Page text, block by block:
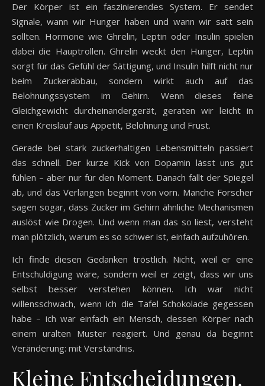
Der Körper ist ein faszinierendes System. Er sendet
Signale, wann wir Hunger haben und wann wir satt sein
sollten. Hormone wie Ghrelin, Leptin oder Insulin spielen
dabei die Hauptrollen. Ghrelin weckt den Hunger, Leptin
sorgt für das Gefühl der Sättigung, und Insulin hilft nicht nur
beim Zuckerabbau, sondern wirkt auch auf das
Belohnungssystem im Gehirn. Wenn dieses feine
Gleichgewicht durcheinandergerät, geraten wir leicht in
einen Kreislauf aus Appetit, Belohnung und Frust.
Gerade bei stark zuckerhaltigen Lebensmitteln passiert
das schnell. Der kurze Kick von Dopamin lässt uns gut
fühlen – aber nur für den Moment. Danach fällt der Spiegel
ab, und das Verlangen beginnt von vorn. Manche Forscher
sagen sogar, dass Zucker im Gehirn ähnliche Mechanismen
auslöst wie Drogen. Und wenn man das so liest, versteht
man plötzlich, warum es so schwer ist, einfach aufzuhören.
Ich finde diesen Gedanken tröstlich. Nicht, weil er eine
Entschuldigung wäre, sondern weil er zeigt, dass wir uns
selbst besser verstehen können. Ich war nicht
willensschwach, wenn ich die Tafel Schokolade gegessen
habe – ich war einfach ein Mensch, dessen Körper nach
einem uralten Muster reagiert. Und genau da beginnt
Veränderung: mit Verständnis.
Kleine Entscheidungen,